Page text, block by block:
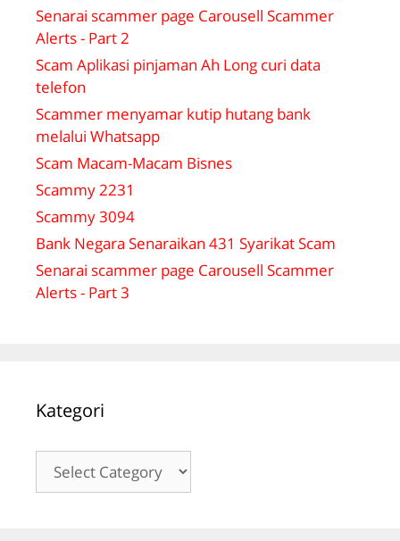
Senarai scammer page Carousell Scammer
Alerts - Part 2
Scam Aplikasi pinjaman Ah Long curi data
telefon
Scammer menyamar kutip hutang bank
melalui Whatsapp
Scam Macam-Macam Bisnes
Scammy 2231
Scammy 3094
Bank Negara Senaraikan 431 Syarikat Scam
Senarai scammer page Carousell Scammer
Alerts - Part 3
Kategori
Kategori